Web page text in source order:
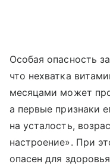
Особая опасность
что нехватка
месяцами может
а первые признаки
на усталость,
настроение». При
опасен для